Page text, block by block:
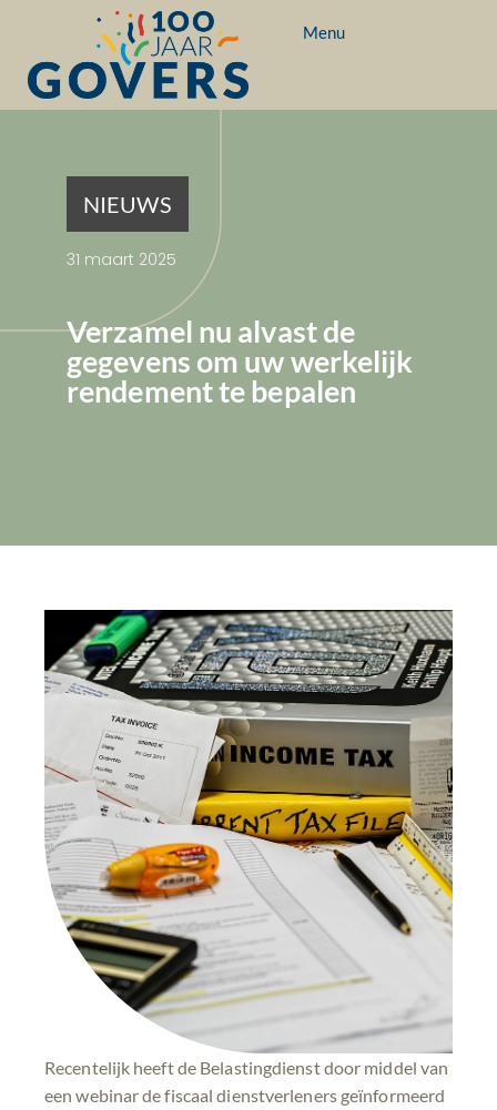
Menu
NIEUWS
31 maart 2025
Verzamel nu alvast de
gegevens om uw werkelijk
rendement te bepalen
Recentelijk heeft de Belastingdienst door middel van
een webinar de fiscaal dienstverleners geïnformeerd